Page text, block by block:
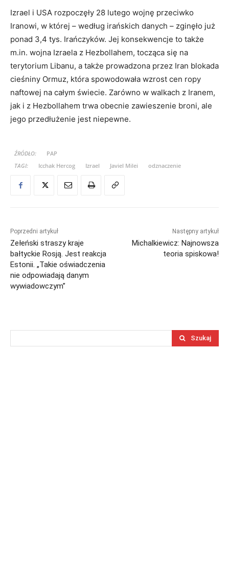
Izrael i USA rozpoczęły 28 lutego wojnę przeciwko
Iranowi, w której – według irańskich danych – zginęło już
ponad 3,4 tys. Irańczyków. Jej konsekwencje to także
m.in. wojna Izraela z Hezbollahem, tocząca się na
terytorium Libanu, a także prowadzona przez Iran blokada
cieśniny Ormuz, która spowodowała wzrost cen ropy
naftowej na całym świecie. Zarówno w walkach z Iranem,
jak i z Hezbollahem trwa obecnie zawieszenie broni, ale
jego przedłużenie jest niepewne.
ŹRÓDŁO:
PAP
TAGI:
Icchak Hercog Izrael Javiel Milei odznaczenie
Poprzedni artykuł
Zełeński straszy kraje
bałtyckie Rosją. Jest reakcja
Estonii. „Takie oświadczenia
nie odpowiadają danym
wywiadowczym”
Następny artykuł
Michalkiewicz: Najnowsza
teoria spiskowa!
Szukaj